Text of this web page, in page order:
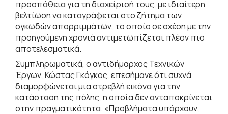
προσπάθεια για τη διαχείρισή τους, με ιδιαίτερη
βελτίωση να καταγράφεται στο ζήτημα των
ογκωδών απορριμμάτων, το οποίο σε σχέση με την
προηγούμενη χρονιά αντιμετωπίζεται πλέον πιο
αποτελεσματικά.
Συμπληρωματικά, ο αντιδήμαρχος Τεχνικών
Έργων, Κώστας Γκόγκος, επεσήμανε ότι συχνά
διαμορφώνεται μια στρεβλή εικόνα για την
κατάσταση της πόλης, η οποία δεν ανταποκρίνεται
στην πραγματικότητα. «Προβλήματα υπάρχουν,